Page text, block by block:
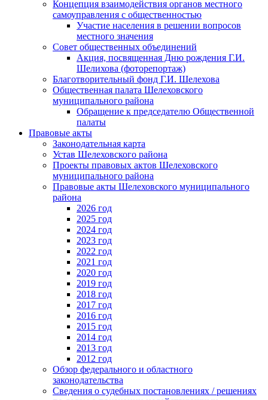
Концепция взаимодействия органов местного
самоуправления с общественностью
Участие населения в решении вопросов
местного значения
Совет общественных объединений
Акция, посвященная Дню рождения Г.И.
Шелихова (фоторепортаж)
Благотворительный фонд Г.И. Шелехова
Общественная палата Шелеховского
муниципального района
Обращение к председателю Общественной
палаты
Правовые акты
Законодательная карта
Устав Шелеховского района
Проекты правовых актов Шелеховского
муниципального района
Правовые акты Шелеховского муниципального
района
2026 год
2025 год
2024 год
2023 год
2022 год
2021 год
2020 год
2019 год
2018 год
2017 год
2016 год
2015 год
2014 год
2013 год
2012 год
Обзор федерального и областного
законодательства
Сведения о судебных постановлениях / решениях